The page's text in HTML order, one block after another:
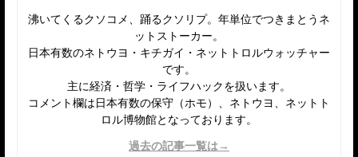
沸いてくるクソコメ、踊るクソリプ。年単位でつきまとうネ
ットストーカー。
日本有数のネトウヨ・キチガイ・ネットトロルウォッチャー
です。
主に経済・哲学・ライフハックを扱います。
コメント欄は日本有数の保守（ホモ）、ネトウヨ、ネットト
ロル博物館となっております。
過去の記事一覧は→